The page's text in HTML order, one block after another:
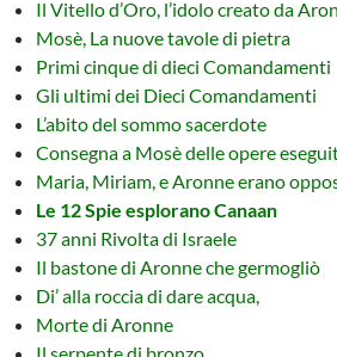
Il Vitello d’Oro, l’idolo creato da
Mosè, La nuove tavole di pietra
Primi cinque di dieci Comandamenti
Gli ultimi dei Dieci Comandamenti
L’abito del sommo sacerdote
Consegna a Mosè delle opere
Maria, Miriam, e Aronne erano
Le 12 Spie esplorano Canaan
37 anni Rivolta di Israele
Il bastone di Aronne che germogliò
Di’ alla roccia di dare acqua,
Morte di Aronne